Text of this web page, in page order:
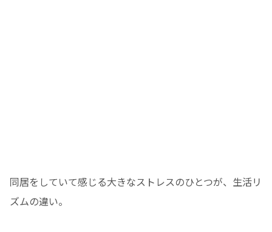
同居をしていて感じる大きなストレスのひとつが、生活リ
ズムの違い。